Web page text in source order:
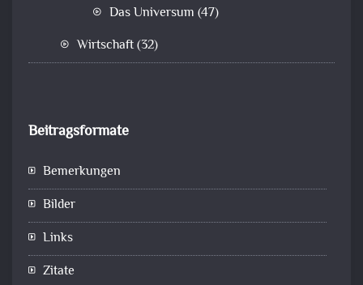
Das Universum (47)
Wirtschaft(32)
Beitragsformate
Bemerkungen
Bilder
Links
Zitate